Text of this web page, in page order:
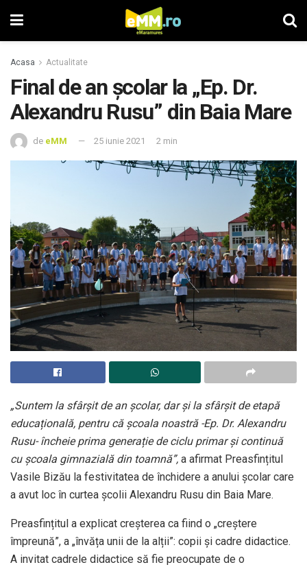
Acasa Actualitate
Final de an școlar la „Ep. Dr.
Alexandru Rusu” din Baia Mare
de eMM 25 iunie 2021 2 min
„Suntem la sfârșit de an școlar, dar și la sfârșit de etapă
educațională, pentru că școala noastră -Ep. Dr. Alexandru
Rusu- încheie prima generație de ciclu primar și continuă
cu școala gimnazială din toamnă”, a afirmat Preasfințitul
Vasile Bizău la festivitatea de închidere a anului școlar care
a avut loc în curtea școlii Alexandru Rusu din Baia Mare.
Preasfințitul a explicat creșterea ca fiind o „creștere
împreună”, a „învăța unii de la alții”: copii și cadre didactice.
A invitat cadrele didactice să fie preocupate de o